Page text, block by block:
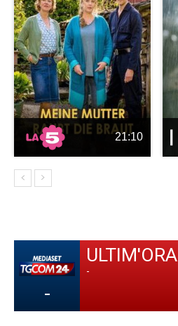
21:10
-
ULTIM'ORA
-